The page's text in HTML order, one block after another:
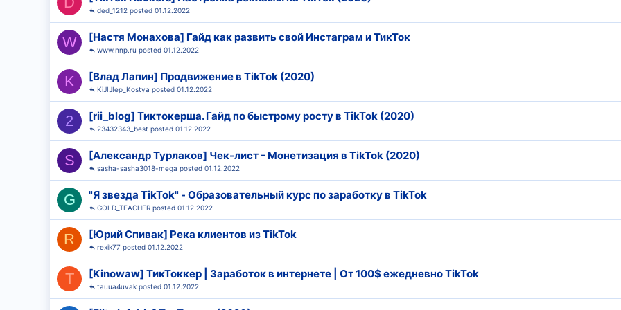
01.12.2022
ded_1212
W [Настя Монахова] Гайд как развить свой Инстаграм и ТикТок
01.12.2022
www.nnp.ru
K [Влад Лапин] Продвижение в TikTok (2020)
01.12.2022
KiJIJIep_Kostya
2 [rii_blog] Тиктокерша. Гайд по быстрому росту в TikTok (2020)
01.12.2022
23432343_best
S [Александр Турлаков] Чек-лист - Монетизация в TikTok (2020)
01.12.2022
sasha-sasha3018-mega
G "Я звезда TikTok" - Образовательный курс по заработку в TikTok
01.12.2022
GOLD_TEACHER
R [Юрий Спивак] Река клиентов из TikTok
01.12.2022
rexik77
T [Kinowaw] ТикТоккер | Заработок в интернете | От 100$ ежедневно TikTok
01.12.2022
tauua4uvak